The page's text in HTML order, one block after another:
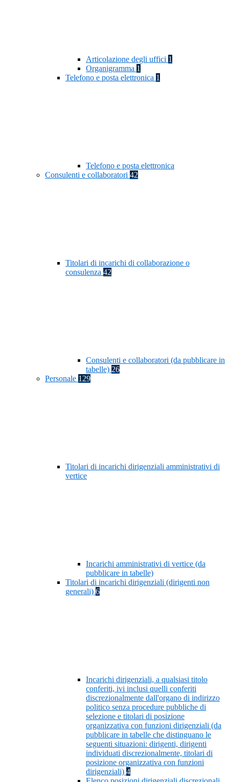
Articolazione degli uffici 1
Organigramma 1
Telefono e posta elettronica 1
Telefono e posta elettronica
Consulenti e collaboratori 42
Titolari di incarichi di collaborazione o
consulenza 42
Consulenti e collaboratori (da pubblicare in
tabelle) 26
Personale 129
Titolari di incarichi dirigenziali amministrativi di
vertice
Incarichi amministrativi di vertice (da
pubblicare in tabelle)
Titolari di incarichi dirigenziali (dirigenti non
generali) 6
Incarichi dirigenziali, a qualsiasi titolo
conferiti, ivi inclusi quelli conferiti
discrezionalmente dall'organo di indirizzo
politico senza procedure pubbliche di
selezione e titolari di posizione
organizzativa con funzioni dirigenziali (da
pubblicare in tabelle che distinguano le
seguenti situazioni: dirigenti, dirigenti
individuati discrezionalmente, titolari di
posizione organizzativa con funzioni
dirigenziali) 4